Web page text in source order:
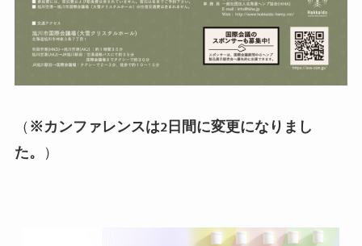
（ ※カンファレンスは2日間に変更になりまし
た。
）